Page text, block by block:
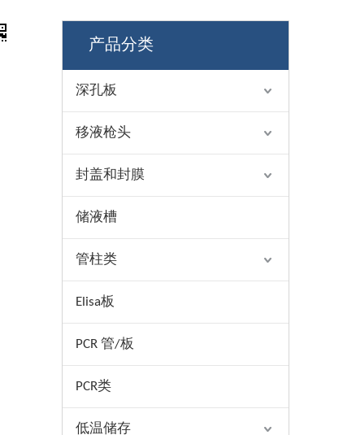
产品分类
深孔板
移液枪头
封盖和封膜
储液槽
管柱类
Elisa板
PCR 管/板
PCR类
低温储存